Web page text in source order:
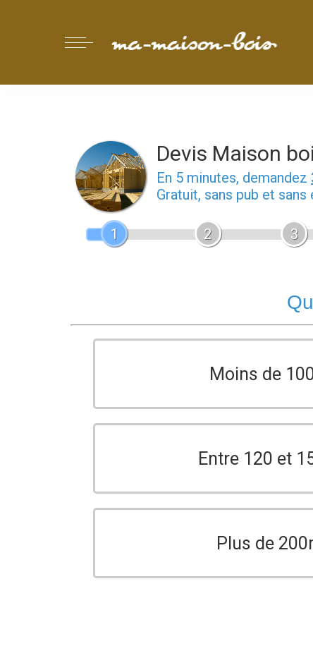
Devis Maison
En 5 minutes, demandez
Gratuit, sans pub et sans
1 2 3
Moins de
Entre 120 et
Plus de